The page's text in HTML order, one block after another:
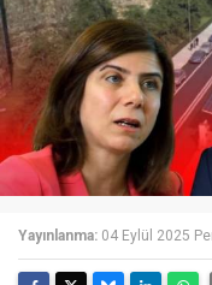
Yayınlanma: 04 Eylül 2025